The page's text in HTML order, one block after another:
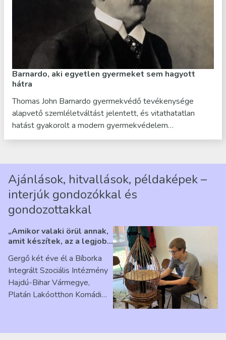
Barnardo, aki egyetlen gyermeket sem hagyott
hátra
Thomas John Barnardo gyermekvédő tevékenysége
alapvető szemléletváltást jelentett, és vitathatatlan
hatást gyakorolt a modern gyermekvédelem…
Ajánlások, hitvallások, példaképek –
interjúk gondozókkal és
gondozottakkal
„Amikor valaki örül annak,
amit készítek, az a legjobb
Ribárszky Gergő ellátottal
Gergő két éve él a Bíborka
Integrált Szociális Intézmény
Hajdú-Bihar Vármegye,
Platán Lakóotthon Komádi